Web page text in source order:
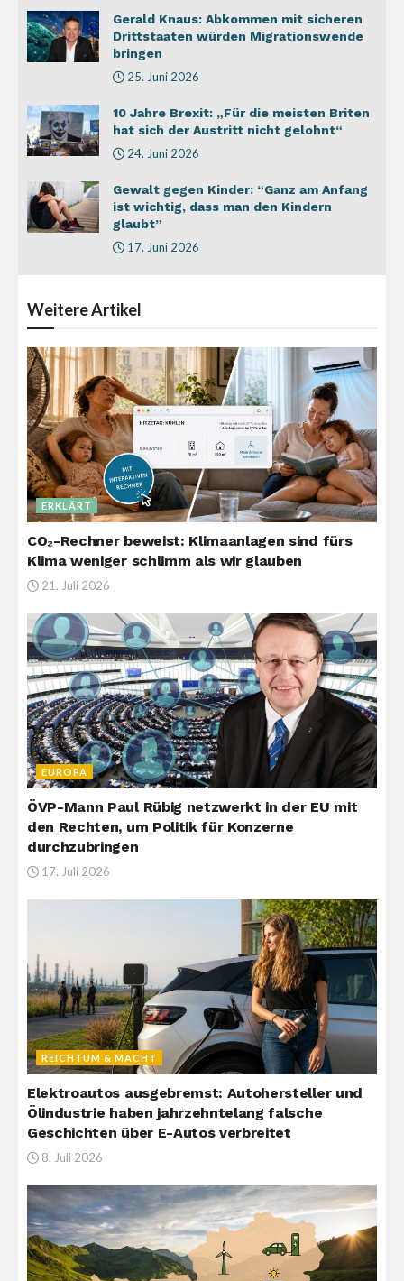
Gerald Knaus: Abkommen mit sicheren
Drittstaaten würden Migrationswende
bringen
25. Juni 2026
10 Jahre Brexit: „Für die meisten Briten
hat sich der Austritt nicht gelohnt“
24. Juni 2026
Gewalt gegen Kinder: “Ganz am Anfang
ist wichtig, dass man den Kindern
glaubt”
17. Juni 2026
WeitereArtikel
ERKLÄRT
CO₂-Rechner beweist: Klimaanlagen sind fürs
Klima weniger schlimm als wir glauben
21. Juli 2026
EUROPA
ÖVP-Mann Paul Rübig netzwerkt in der EU mit
den Rechten, um Politik für Konzerne
durchzubringen
17. Juli 2026
REICHTUM & MACHT
Elektroautos ausgebremst: Autohersteller und
Ölindustrie haben jahrzehntelang falsche
Geschichten über E-Autos verbreitet
8. Juli 2026